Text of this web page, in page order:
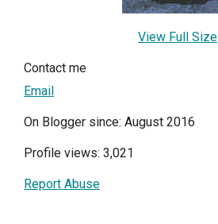
View Full Size
Contact me
Email
On Blogger since: August 2016
Profile views: 3,021
Report Abuse